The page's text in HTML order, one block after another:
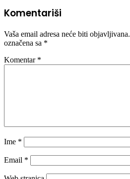
Komentariši
Vaša email adresa neće biti objavljivana.
označena sa *
Komentar *
Ime *
Email *